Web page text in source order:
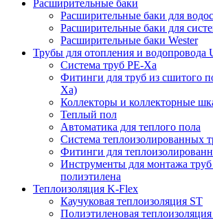
Расширительные баки
Расширительные баки для
Расширительные баки для
Расширительные баки Wester
Трубы для отопления и водопровода
Система труб PE-Xa
Фитинги для труб из сшитого
Xa)
Коллекторы и коллекторные
Теплый пол
Автоматика для теплого пола
Система теплоизолированных
Фитинги для
Инструменты для монтажа
полиэтилена
Теплоизоляция K-Flex
Каучуковая теплоизоляция ST
Полиэтиленовая теплоизоляция